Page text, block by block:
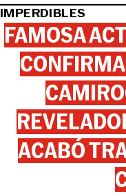
IMPERDIBLES
FAMOSA
ACABÓ